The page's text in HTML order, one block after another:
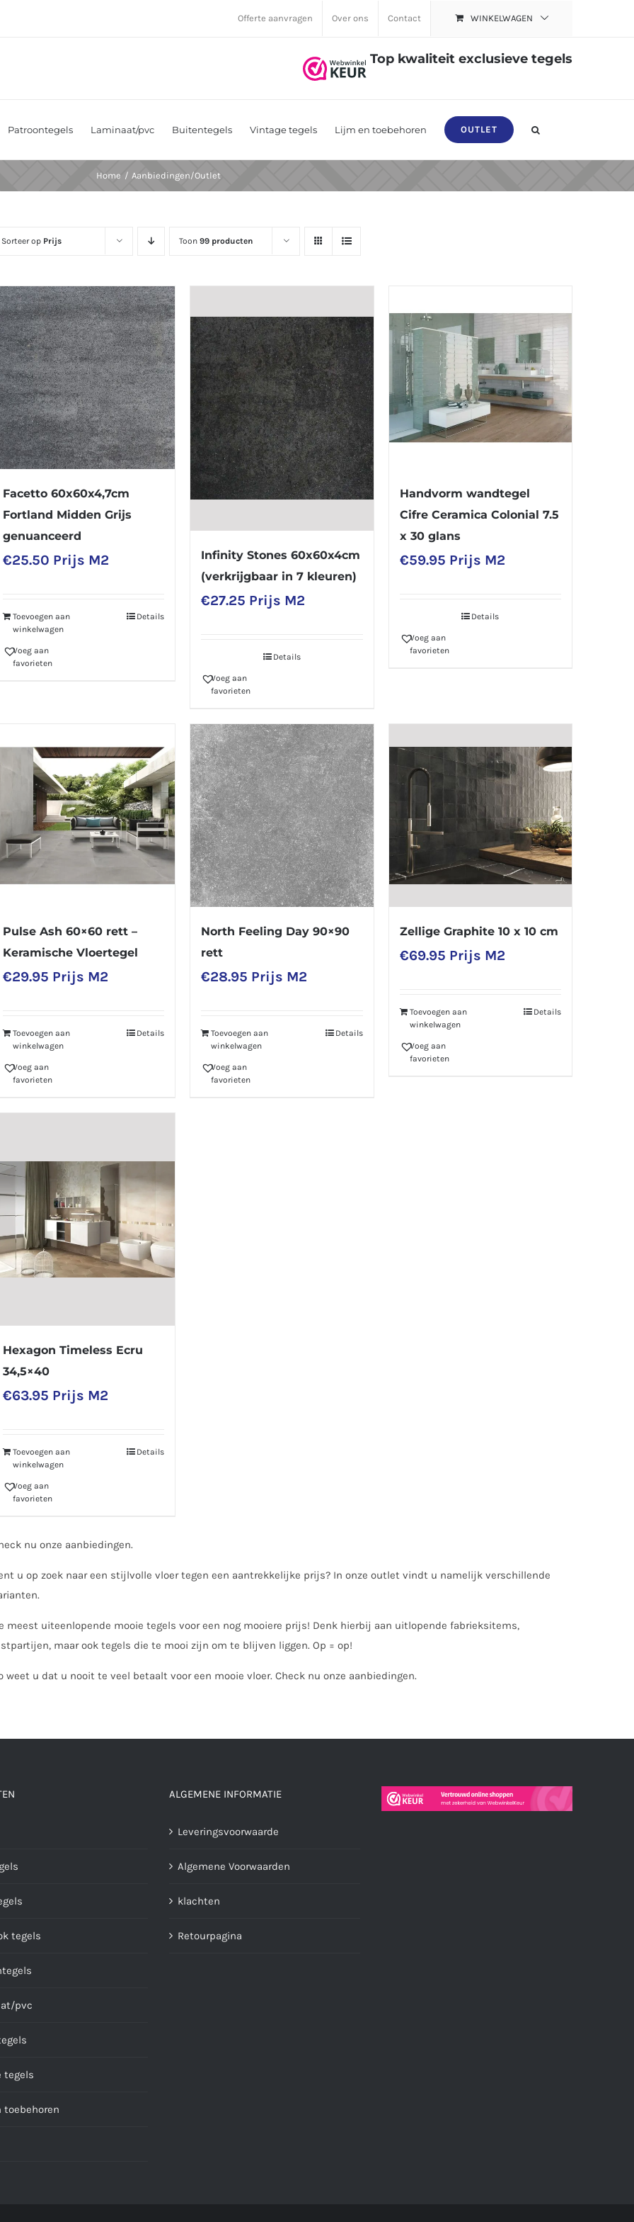
Offerte aanvragen Over ons Contact WINKELWAGEN
Top kwaliteit exclusieve tegels
Patroontegels Laminaat/pvc Buitentegels Vintage tegels Lijm en toebehoren OUTLET
Home Aanbiedingen/Outlet
Sorteer op Prijs Toon99 producten
Facetto 60x60x4,7cm
Fortland Midden Grijs
genuanceerd
€25.50 Prijs M2
Toevoegen aan
winkelwagen
Details
Voeg aan
favorieten
Infinity Stones 60x60x4cm
(verkrijgbaar in 7 kleuren)
€27.25 Prijs M2
Details
Voeg aan
favorieten
Handvorm wandtegel
Cifre Ceramica Colonial 7.5
x 30 glans
€59.95 Prijs M2
Details
Voeg aan
favorieten
Pulse Ash 60×60 rett –
Keramische Vloertegel
€29.95 Prijs M2
Toevoegen aan
winkelwagen
Details
Voeg aan
favorieten
North Feeling Day 90×90
rett
€28.95 Prijs M2
Toevoegen aan
winkelwagen
Details
Voeg aan
favorieten
Zellige Graphite 10 x 10 cm
€69.95 Prijs M2
Toevoegen aan
winkelwagen
Details
Voeg aan
favorieten
Hexagon Timeless Ecru
34,5×40
€63.95 Prijs M2
Toevoegen aan
winkelwagen
Details
Voeg aan
favorieten
nu onze aanbiedingen.
u op zoek naar een stijlvolle vloer tegen een aantrekkelijke prijs? In onze outlet vindt u namelijk verschillende
meest uiteenlopende mooie tegels voor een nog mooiere prijs! Denk hierbij aan uitlopende fabrieksitems,
maar ook tegels die te mooi zijn om te blijven liggen. Op = op!
weet u dat u nooit te veel betaalt voor een mooie vloer. Check nu onze aanbiedingen.
tegels
pvc
tegels
toebehoren
ALGEMENE INFORMATIE
Leveringsvoorwaarde
Algemene Voorwaarden
klachten
Retourpagina